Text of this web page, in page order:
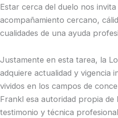
Estar cerca del duelo nos
acompañamiento cercano,
cualidades de una ayuda
Justamente en esta tarea, la
adquiere actualidad y vigencia
vividos en los campos de
Frankl esa autoridad propia de
testimonio y técnica